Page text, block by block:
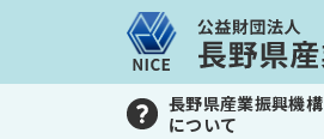
長野県産業振興機構
について